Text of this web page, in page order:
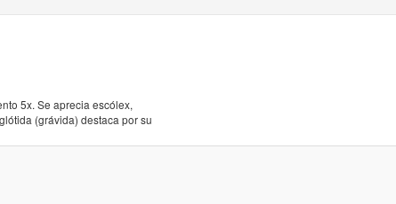
5x. Se aprecia escólex,
(grávida) destaca por su